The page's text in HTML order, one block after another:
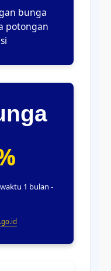
bunga
potongan
1 bulan -